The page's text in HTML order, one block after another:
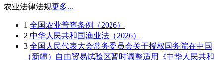
农业法律法规更多...
1 全国农业普查条例（2026）
2 中华人民共和国渔业法（2026）
3 全国人民代表大会常务委员会关于授权国务院在中国
（新疆）自由贸易试验区暂时调整适用《中华人民共和